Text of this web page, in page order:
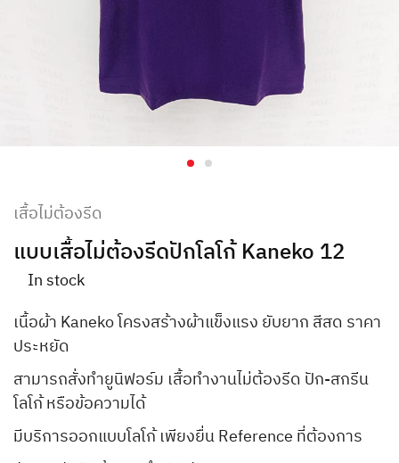
เสื้อไม่ต้องรีด
แบบเสื้อไม่ต้องรีดปักโลโก้ Kaneko 12
In stock
เนื้อผ้า Kaneko โครงสร้างผ้าแข็งแรง ยับยาก สีสด ราคา
ประหยัด
สามารถสั่งทำยูนิฟอร์ม เสื้อทำงานไม่ต้องรีด ปัก-สกรีน
โลโก้ หรือข้อความได้
มีบริการออกแบบโลโก้ เพียงยื่น Reference ที่ต้องการ